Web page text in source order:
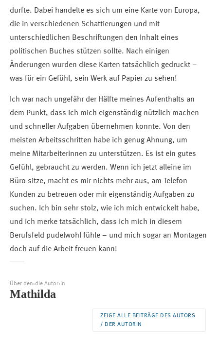
durfte. Dabei handelte es sich um eine Karte von Europa,
die in verschiedenen Schattierungen und mit
unterschiedlichen Beschriftungen den Inhalt eines
politischen Buches stützen sollte. Nach einigen
Änderungen wurden diese Karten tatsächlich gedruckt –
was für ein Gefühl, sein Werk auf Papier zu sehen!
Ich war nach ungefähr der Hälfte meines Aufenthalts an
dem Punkt, dass ich mich eigenständig nützlich machen
und schneller Aufgaben übernehmen konnte. Von den
meisten Arbeitsschritten habe ich genug Ahnung, um
meine Mitarbeiterinnen zu unterstützen. Es ist ein gutes
Gefühl, gebraucht zu werden. Wenn ich jetzt alleine im
Büro sitze, macht es mir nichts mehr aus, am Telefon
Kunden zu betreuen oder mir eigenständig Aufgaben zu
suchen. Ich bin sehr stolz, wie ich mich entwickelt habe,
und ich merke tatsächlich, dass ich mich in diesem
Berufsfeld pudelwohl fühle – und mich sogar an Montagen
doch auf die Arbeit freuen kann!
Über den:die Autor:in
Mathilda
ZEIGE ALLE BEITRÄGE DES AUTORS
/ DER AUTORIN